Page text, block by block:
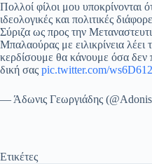
Πολλοί φίλοι μου υποκρίνονται
ιδεολογικές και πολιτικές
Σύριζα ως προς την
Μπαλαούρας με ειλικρίνεια λέει
κερδίσουμε θα κάνουμε όσα
δική σας pic.twitter.com/
— Άδωνις Γεωργιάδης
Ετικέτες